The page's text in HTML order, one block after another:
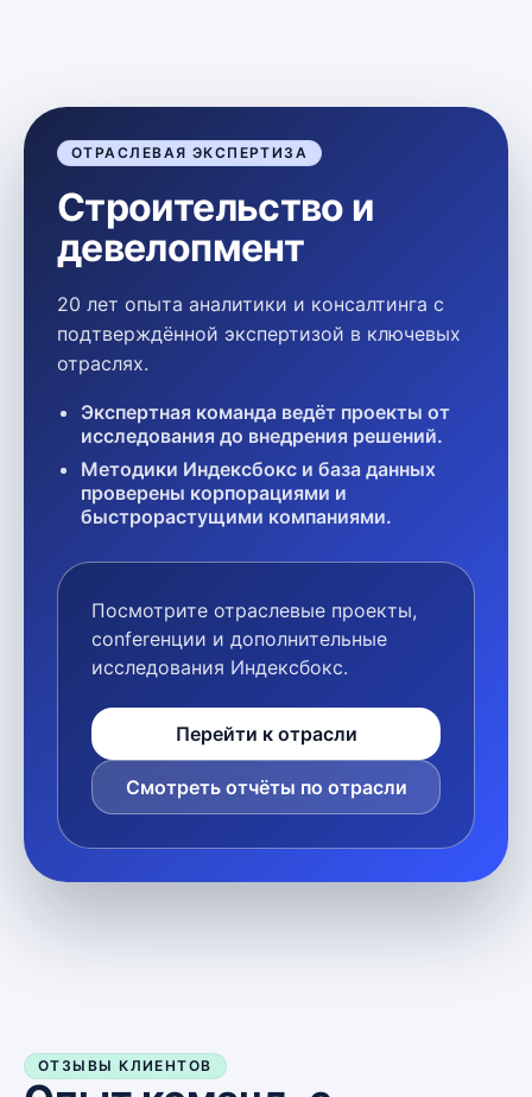
ОТРАСЛЕВАЯ ЭКСПЕРТИЗА
Строительство и
девелопмент
20 лет опыта аналитики и консалтинга с
подтверждённой экспертизой в ключевых
отраслях.
Экспертная команда ведёт проекты от
исследования до внедрения решений.
Методики Индексбокс и база данных
проверены корпорациями и
быстрорастущими компаниями.
Посмотрите отраслевые проекты,
conferенции и дополнительные
исследования Индексбокс.
Перейти к отрасли
Смотреть отчёты по отрасли
ОТЗЫВЫ КЛИЕНТОВ